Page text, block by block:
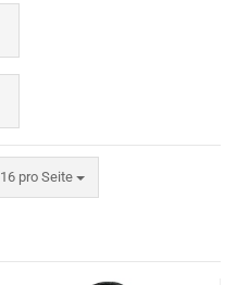
16 pro Seite